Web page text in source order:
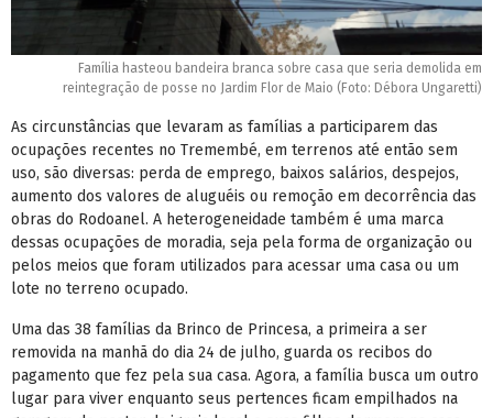
Família hasteou bandeira branca sobre casa que seria demolida em
reintegração de posse no Jardim Flor de Maio (Foto: Débora Ungaretti)
As circunstâncias que levaram as famílias a participarem das
ocupações recentes no Tremembé, em terrenos até então sem
uso, são diversas: perda de emprego, baixos salários, despejos,
aumento dos valores de aluguéis ou remoção em decorrência das
obras do Rodoanel. A heterogeneidade também é uma marca
dessas ocupações de moradia, seja pela forma de organização ou
pelos meios que foram utilizados para acessar uma casa ou um
lote no terreno ocupado.
Uma das 38 famílias da Brinco de Princesa, a primeira a ser
removida na manhã do dia 24 de julho, guarda os recibos do
pagamento que fez pela sua casa. Agora, a família busca um outro
lugar para viver enquanto seus pertences ficam empilhados na